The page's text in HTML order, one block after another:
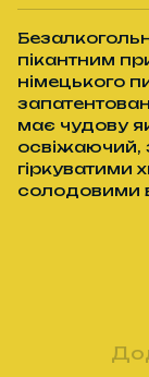
пікантним
німецького
має чудову
освіжаючий,
гіркуватими
солодовими